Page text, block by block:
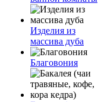
Изделия из
массива дуба
Благовония